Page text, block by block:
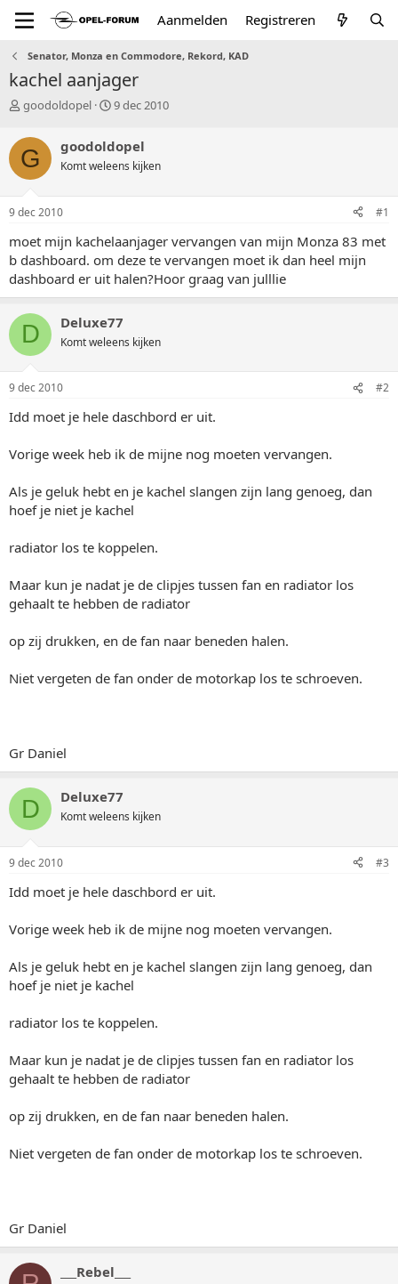
Aanmelden Registreren
Senator, Monza en Commodore, Rekord, KAD
kachel aanjager
T
p
i
c
s
a
t
e
r
goodoldopel
S
r
t
a
m
9 dec 2010
G goodoldopel
Komt weleens kijken
9 dec 2010 #1
moet mijn kachelaanjager vervangen van mijn Monza 83 met
b dashboard. om deze te vervangen moet ik dan heel mijn
dashboard er uit halen?Hoor graag van julllie
D Deluxe77
Komt weleens kijken
9 dec 2010 #2
Idd moet je hele daschbord er uit.
Vorige week heb ik de mijne nog moeten vervangen.
Als je geluk hebt en je kachel slangen zijn lang genoeg, dan
hoef je niet je kachel
radiator los te koppelen.
Maar kun je nadat je de clipjes tussen fan en radiator los
gehaalt te hebben de radiator
op zij drukken, en de fan naar beneden halen.
Niet vergeten de fan onder de motorkap los te schroeven.
Gr Daniel
D Deluxe77
Komt weleens kijken
9 dec 2010 #3
Idd moet je hele daschbord er uit.
Vorige week heb ik de mijne nog moeten vervangen.
Als je geluk hebt en je kachel slangen zijn lang genoeg, dan
hoef je niet je kachel
radiator los te koppelen.
Maar kun je nadat je de clipjes tussen fan en radiator los
gehaalt te hebben de radiator
op zij drukken, en de fan naar beneden halen.
Niet vergeten de fan onder de motorkap los te schroeven.
Gr Daniel
___Rebel___